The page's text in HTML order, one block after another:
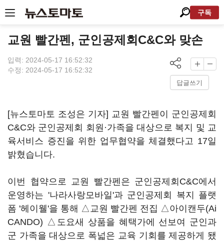
구독
교원 빨간펜, 군인공제회C&C와 맞손
입력: 2024-05-17 16:52:32
수정: 2024-05-17 16:52:32
답글쓰기
[뉴스토마토 조성은 기자] 교원 빨간펜이 군인공제회
C&C와 군인공제회 회원·가족을 대상으로 복지 및 교
육서비스 증진을 위한 업무협약을 체결했다고 17일
밝혔습니다.
이번 협약으로 교원 빨간펜은 군인공제회C&C에서
운영하는 '나라사랑모바일'과 군인공제회 복지 플랫
폼 '헤이웰'을 통해 △교원 빨간펜 전집 △아이캔두(Ai
CANDO) △도요새 상품을 혜택가에 선보여 군인과
군 가족을 대상으로 폭넓은 교육 기회를 제공하게 됐